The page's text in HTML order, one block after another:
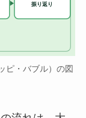
振り返り
ピ・バブル）の図